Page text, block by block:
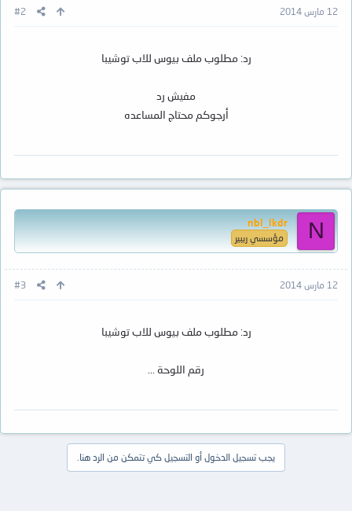
12 مارس 2014 #2
رد: مطلوب ملف بيوس للاب توشيبا
مفيش رد
أرجوكم محتاج المساعده
N
nbl_lkdr
مؤسسي ريبير
12 مارس 2014 #3
رد: مطلوب ملف بيوس للاب توشيبا
رقم اللوحة ...
يجب تسجيل الدخول أو التسجيل كي تتمكن من الرد هنا.